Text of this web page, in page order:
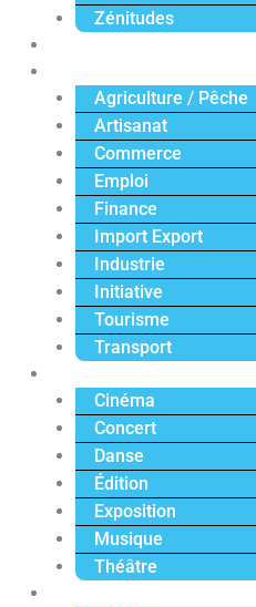
Zénitudes
Agriculture / Pêche
Artisanat
Commerce
Emploi
Finance
Import Export
Industrie
Initiative
Tourisme
Transport
Cinéma
Concert
Danse
Édition
Exposition
Musique
Théâtre